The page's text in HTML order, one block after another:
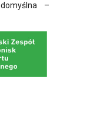
domyślna
–